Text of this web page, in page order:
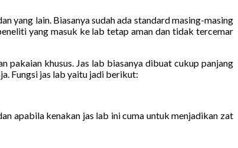
yang lain. Biasanya sudah ada standard masing-masing
yang masuk ke lab tetap aman dan tidak tercemar
pakaian khusus. Jas lab biasanya dibuat cukup panjang
Fungsi jas lab yaitu jadi berikut:
apabila kenakan jas lab ini cuma untuk menjadikan zat